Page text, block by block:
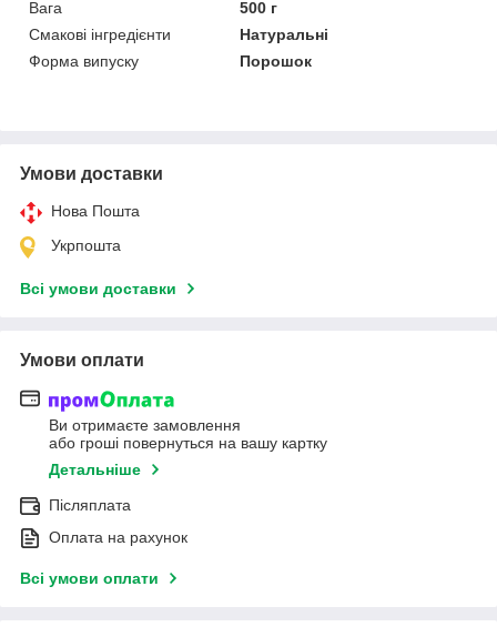
Вага
500 г
Смакові інгредієнти
Натуральні
Форма випуску
Порошок
Умови доставки
Нова Пошта
Укрпошта
Всі умови доставки
Умови оплати
Ви отримаєте замовлення
або гроші повернуться на вашу картку
Детальніше
Післяплата
Оплата на рахунок
Всі умови оплати